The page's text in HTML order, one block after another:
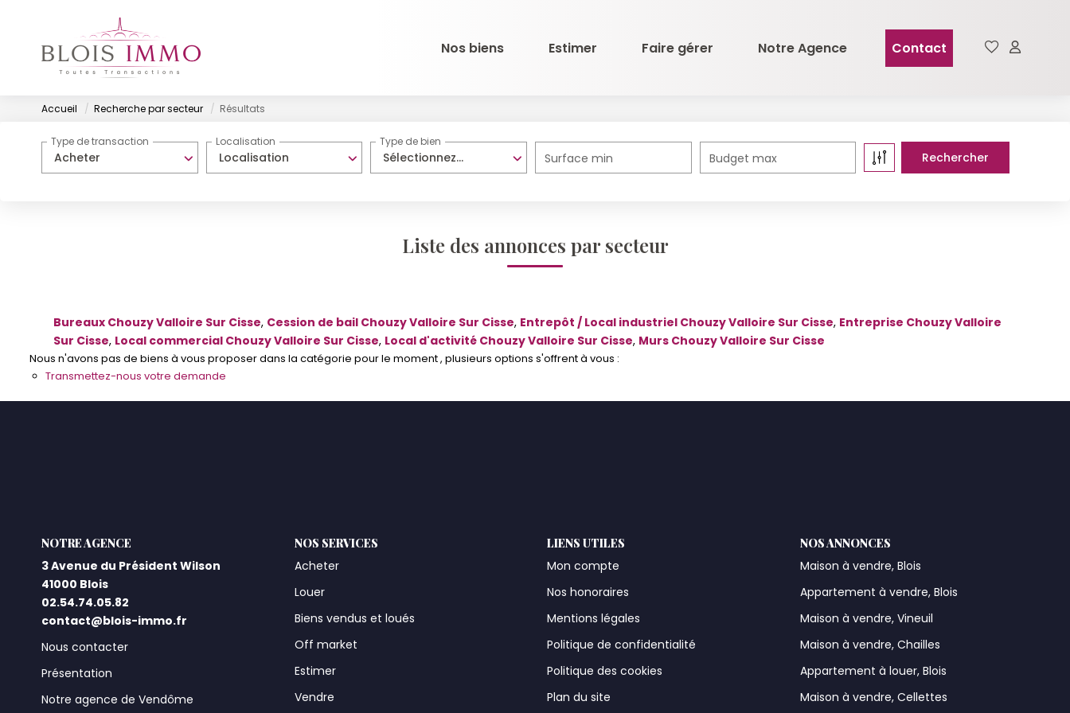
Nos biens Estimer Faire gérer Notre Agence Contact
Accueil Recherche par secteur Résultats
Acheter
Type de transaction
Localisation
Localisation
Sélectionnez...
Type de bien
Surface min Budget max
Liste des annonces par secteur
Bureaux Chouzy Valloire Sur Cisse, Cession de bail Chouzy Valloire Sur Cisse, Entrepôt / Local industriel Chouzy Valloire Sur Cisse, Entreprise Chouzy Valloire
Sur Cisse, Local commercial Chouzy Valloire Sur Cisse, Local d'activité Chouzy Valloire Sur Cisse, Murs Chouzy Valloire Sur Cisse
Nous n'avons pas de biens à vous proposer dans la catégorie pour le moment , plusieurs options s'offrent à vous :
Transmettez-nous votre demande
L'AGENCE
3 Avenue du Président Wilson
41000 Blois
02.54.74.05.82
contact@blois-immo.fr
Nous contacter
Présentation
Notre agence de Vendôme
NOS SERVICES
Acheter
Louer
Biens vendus et loués
Off market
Estimer
Vendre
LIENS UTILES
Mon compte
Nos honoraires
Mentions légales
Politique de confidentialité
Politique des cookies
Plan du site
NOS ANNONCES
Maison à vendre, Blois
Appartement à vendre, Blois
Maison à vendre, Vineuil
Maison à vendre, Chailles
Appartement à louer, Blois
Maison à vendre, Cellettes